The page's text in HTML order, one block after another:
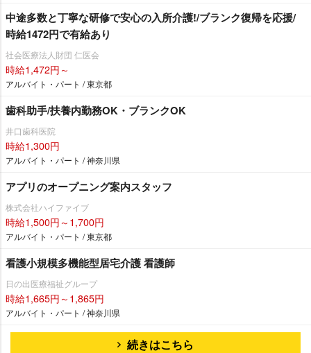
中途多数と丁寧な研修で安心の入所介護!/ブランク復帰を応援/
時給1472円で有給あり
社会医療法人財団 仁医会
時給1,472円～
アルバイト・パート / 東京都
歯科助手/扶養内勤務OK・ブランクOK
井口歯科医院
時給1,300円
アルバイト・パート / 神奈川県
アプリのオープニング案内スタッフ
株式会社ハイファイブ
時給1,500円～1,700円
アルバイト・パート / 東京都
看護小規模多機能型居宅介護 看護師
日の出医療福祉グループ
時給1,665円～1,865円
アルバイト・パート / 神奈川県
続きはこちら